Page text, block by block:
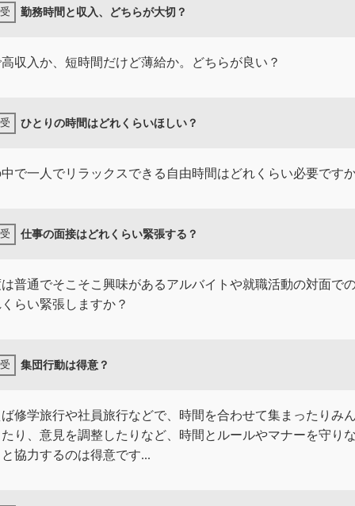
勤務時間と収入、どちらが大切？
収入か、短時間だけど薄給か。どちらが良い？
ひとりの時間はどれくらいほしい？
で一人でリラックスできる自由時間はどれくらい必要です
仕事の面接はどれくらい緊張する？
普通でそこそこ興味があるアルバイトや就職活動の対面で
らい緊張しますか？
集団行動は得意？
修学旅行や社員旅行などで、時間を合わせて集まったりみ
り、意見を調整したりなど、時間とルールやマナーを守り
協力するのは得意です...